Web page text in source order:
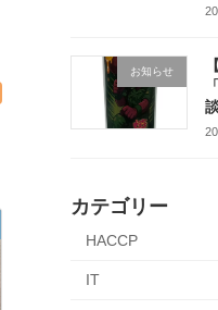
お知らせ
カテゴリー
HACCP
IT